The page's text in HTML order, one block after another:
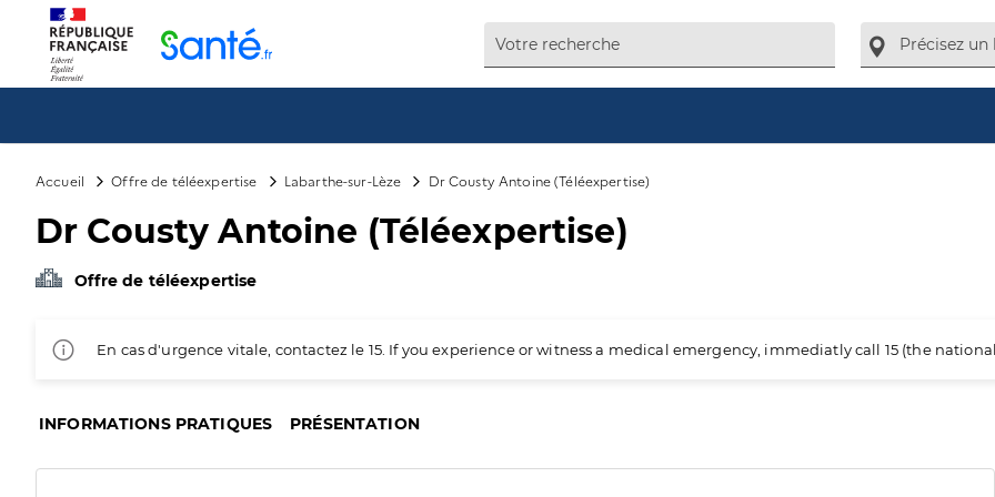
Accueil Offre de téléexpertise Labarthe-sur-Lèze Dr Cousty Antoine (Téléexpertise)
Dr Cousty Antoine (Téléexpertise)
Offre de téléexpertise
En cas d'urgence vitale, contactez le 15. If you experience or witness a medical emergency, immediatly call 15 (the
INFORMATIONS PRATIQUES PRÉSENTATION
Panneau de gestion des cookies